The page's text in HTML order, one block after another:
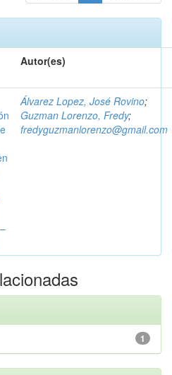
Autor(es)
Álvarez Lopez, José Rovino;
Guzman Lorenzo, Fredy;
fredyguzmanlorenzo@gmail.com
1